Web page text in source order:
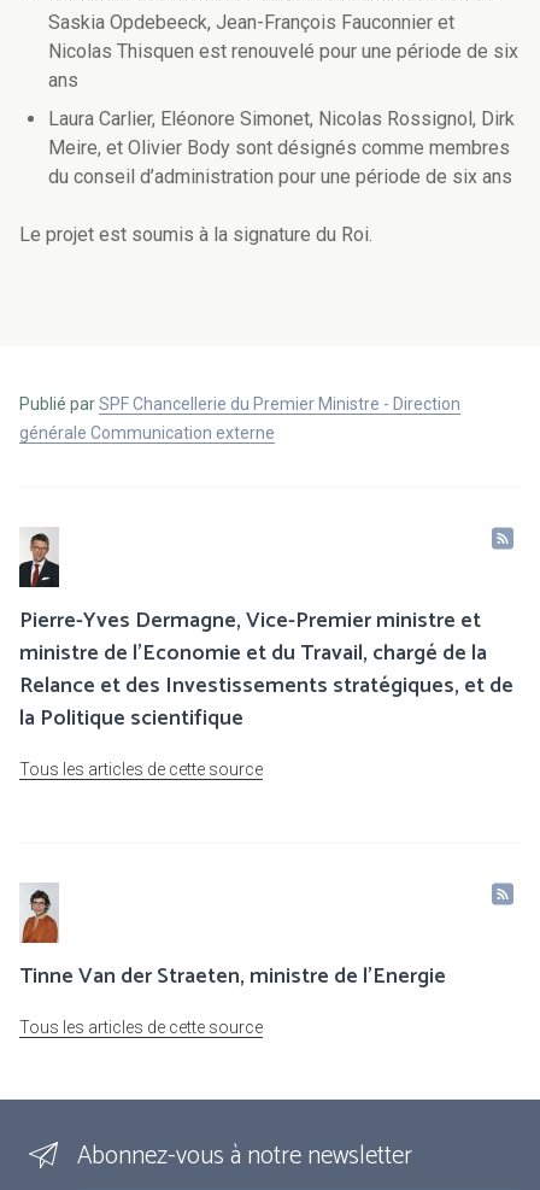
Saskia Opdebeeck, Jean-François Fauconnier et
Nicolas Thisquen est renouvelé pour une période de six
ans
Laura Carlier, Eléonore Simonet, Nicolas Rossignol, Dirk
Meire, et Olivier Body sont désignés comme membres
du conseil d’administration pour une période de six ans
Le projet est soumis à la signature du Roi.
Publié parSPF Chancellerie du Premier Ministre - Direction
générale Communication externe
Pierre-Yves Dermagne, Vice-Premier ministre et
ministre de l’Economie et du Travail, chargé de la
Relance et des Investissements stratégiques, et de
la Politique scientifique
Tous les articles de cette source
Tinne Van der Straeten, ministre de l'Energie
Tous les articles de cette source
Abonnez-vous à notre newsletter